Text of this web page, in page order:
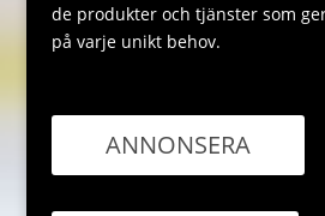
de produkter och tjänster som
på varje unikt behov.
ANNONSERA